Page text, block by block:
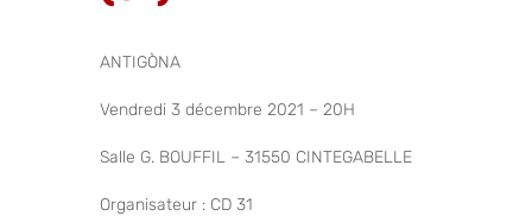
ANTIGÒNA
Vendredi 3 décembre 2021 – 20H
Salle G. BOUFFIL – 31550 CINTEGABELLE
Organisateur : CD 31